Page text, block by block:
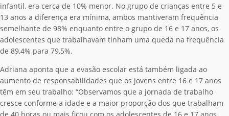
infantil, era cerca de 10% menor. No grupo de crianças entre 5 e
13 anos a diferença era mínima, ambos mantiveram frequência
semelhante de 98% enquanto entre o grupo de 16 e 17 anos, os
adolescentes que trabalhavam tinham uma queda na frequência
de 89,4% para 79,5%.
Adriana aponta que a evasão escolar está também ligada ao
aumento de responsabilidades que os jovens entre 16 e 17 anos
têm em seu trabalho: “Observamos que a jornada de trabalho
cresce conforme a idade e a maior proporção dos que trabalham